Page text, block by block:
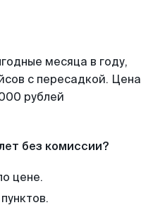
месяца в году,
с пересадкой. Цена
рублей
без комиссии?
цене.